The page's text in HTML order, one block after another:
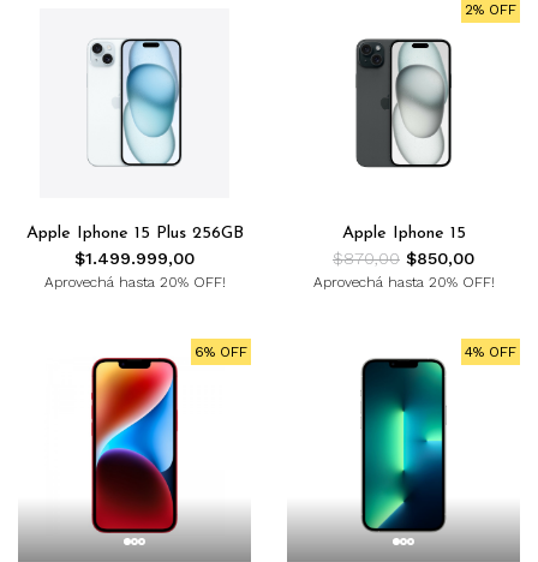
Apple Iphone 15 Plus 256GB
$1.499.999,00
Aprovechá hasta 20% OFF!
2% OFF
Apple Iphone 15
$870,00 $850,00
Aprovechá hasta 20% OFF!
6% OFF 4% OFF